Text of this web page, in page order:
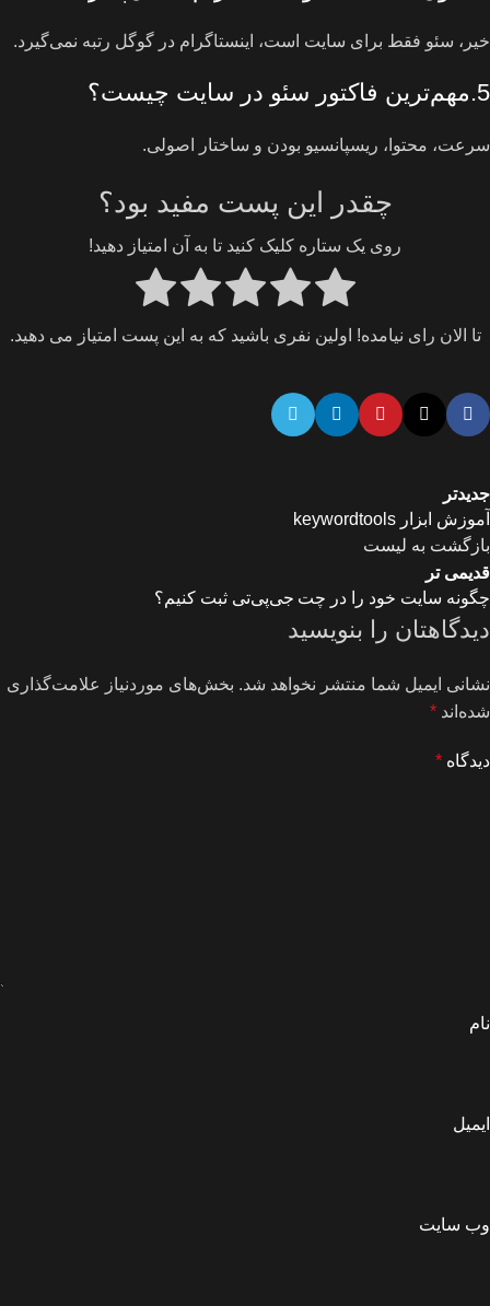
خیر، سئو فقط برای سایت است، اینستاگرام در گوگل رتبه نمی‌گیرد.
5.مهم‌ترین فاکتور سئو در سایت چیست؟
سرعت، محتوا، ریسپانسیو بودن و ساختار اصولی.
چقدر این پست مفید بود؟
روی یک ستاره کلیک کنید تا به آن امتیاز دهید!
تا الان رای نیامده! اولین نفری باشید که به این پست امتیاز می دهید.
جدیدتر
آموزش ابزار keywordtools
بازگشت به لیست
قدیمی تر
چگونه سایت خود را در چت جی‌پی‌تی ثبت کنیم؟
دیدگاهتان را بنویسید
نشانی ایمیل شما منتشر نخواهد شد. بخش‌های موردنیاز علامت‌گذاری
شده‌اند *
دیدگاه *
نام
ایمیل
وب‌ سایت